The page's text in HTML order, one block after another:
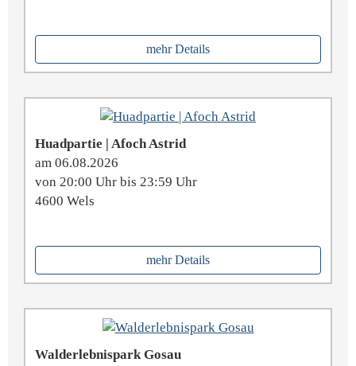
mehr Details
Huadpartie | Afoch Astrid
am 06.08.2026
von 20:00 Uhr bis 23:59 Uhr
4600 Wels
mehr Details
Walderlebnispark Gosau